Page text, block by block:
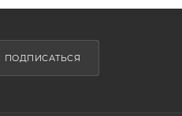
ПОДПИСАТЬСЯ